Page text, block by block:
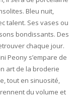
Bleu nuit,
talent. Ses vases ou
bondissants. Des
chaque jour.
Peony s’empare de
art de la broderie
tout en sinuosité,
du volume et